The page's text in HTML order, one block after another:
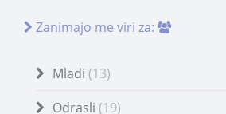
Zanimajo me viri za:
Mladi (13)
Odrasli (19)